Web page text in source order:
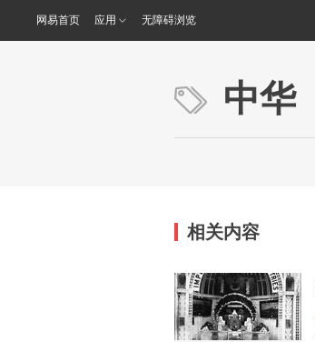
网易首页 应用 无障碍浏览
中华
相关内容